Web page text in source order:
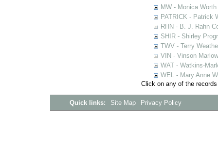
MW - Monica
PATRICK - Patrick
RHN - B. J. Rahn
SHIR - Shirley
TWV - Terry
VIN - Vinson
WAT - Watkins-
WEL - Mary Anne
Click on any of the
Quick links: Site Map Privacy Policy